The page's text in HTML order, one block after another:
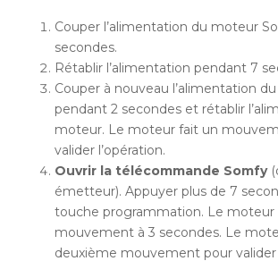
Couper l’alimentation du moteur
secondes.
Rétablir l’alimentation pendant 7
Couper à nouveau l’alimentation
pendant 2 secondes et rétablir
moteur. Le moteur fait un
valider l’opération.
Ouvrir la télécommande Somfy
émetteur). Appuyer plus de 7
touche programmation. Le moteur
mouvement à 3 secondes. Le
deuxième mouvement pour valider